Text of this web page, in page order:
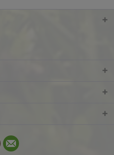
Starnberg, 82327 Tutzing, 82335
82538 Geretsried, 82541
82549 Königsdorf, 83022, 83024,
83550 Emmering, 83553
Feldkirchen-Westerham, 83623
83627 Warngau, 83629
Irschenberg, 85221 Dachau, 85232
85457 Wörth, 85464 Finsing,
Haar, 85551 Kirchheim bei